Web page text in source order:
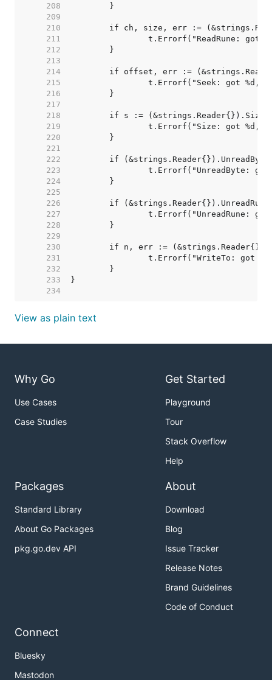
   208
   209
   210
   211
   212
   213
   214
   215
   216
   217
   218
   219
   220
   221
   222
   223
   224
   225
   226
   227
   228
   229
   230
   231
   232
   233
   234
View as plain text
Why Go
Use Cases
Case Studies
Get Started
Playground
Tour
Stack Overflow
Help
Packages
Standard Library
About Go Packages
pkg.go.dev API
About
Download
Blog
Issue Tracker
Release Notes
Brand Guidelines
Code of Conduct
Connect
Bluesky
Mastodon